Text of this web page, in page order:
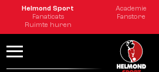
Helmond Sport Academie
Fanaticats
Fanstore
Ruimte huren